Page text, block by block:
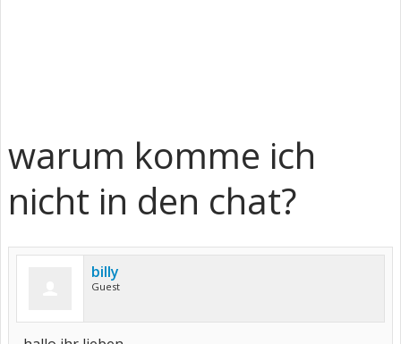
warum komme ich
nicht in den chat?
billy
Guest